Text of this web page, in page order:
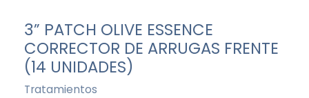
3” PATCH OLIVE ESSENCE
CORRECTOR DE ARRUGAS FRENTE
(14 UNIDADES)
Tratamientos